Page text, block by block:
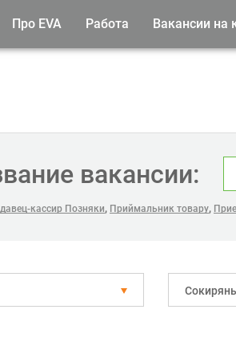
Про EVA Работа Вакансии на
вакансии:
кассир Позняки, Приймальник товару,